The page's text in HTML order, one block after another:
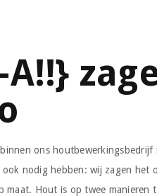
A!!}
ons houtbewerkingsbedrijf
nodig hebben: wij zagen het
maat. Hout is op twee manieren